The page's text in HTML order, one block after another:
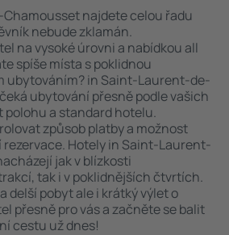
najdete celou řadu
nebude zklamán.
na vysoké úrovni a nabídkou all
spíše místa s poklidnou
ubytováním? in Saint-Laurent-de-
ubytování přesně podle vašich
polohu a standard hotelu.
způsob platby a možnost
Hotely in Saint-Laurent-
jak v blízkosti
tak i v poklidnějších čtvrtích.
delší pobyt ale i krátký výlet o
přesně pro vás a začněte se balit
cestu už dnes!